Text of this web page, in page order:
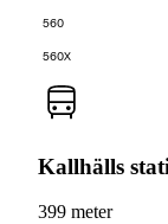
560
560X
Kallhälls
399 meter